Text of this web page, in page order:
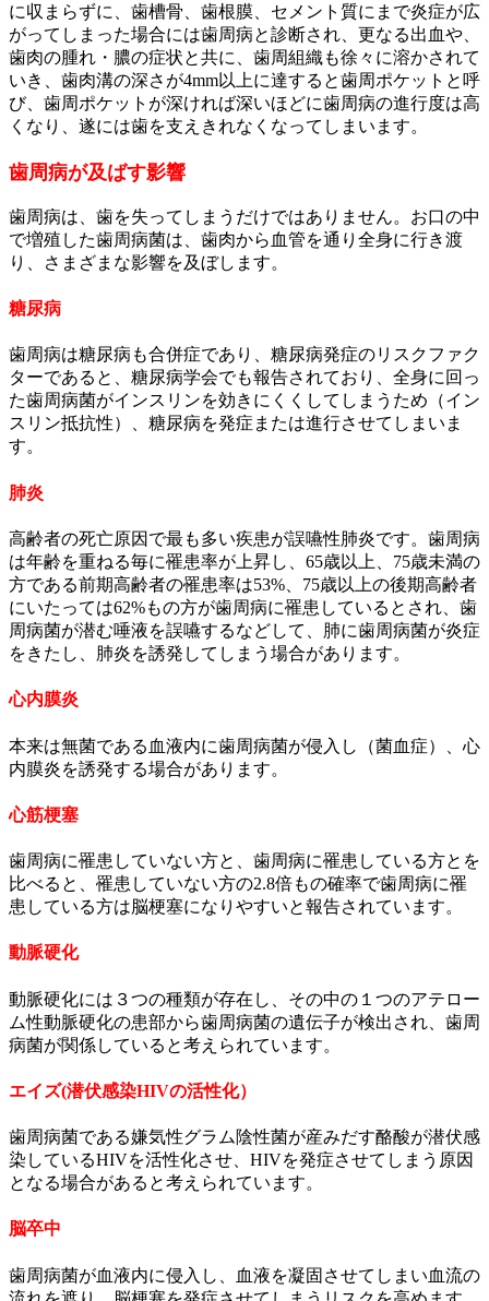
に収まらずに、歯槽骨、歯根膜、セメント質にまで炎症が広
がってしまった場合には歯周病と診断され、更なる出血や、
歯肉の腫れ・膿の症状と共に、歯周組織も徐々に溶かされて
いき、歯肉溝の深さが4mm以上に達すると歯周ポケットと呼
び、歯周ポケットが深ければ深いほどに歯周病の進行度は高
くなり、遂には歯を支えきれなくなってしまいます。
歯周病が及ばす影響
歯周病は、歯を失ってしまうだけではありません。お口の中
で増殖した歯周病菌は、歯肉から血管を通り全身に行き渡
り、さまざまな影響を及ぼします。
糖尿病
歯周病は糖尿病も合併症であり、糖尿病発症のリスクファク
ターであると、糖尿病学会でも報告されており、全身に回っ
た歯周病菌がインスリンを効きにくくしてしまうため（イン
スリン抵抗性）、糖尿病を発症または進行させてしまいま
す。
肺炎
高齢者の死亡原因で最も多い疾患が誤嚥性肺炎です。歯周病
は年齢を重ねる毎に罹患率が上昇し、65歳以上、75歳未満の
方である前期高齢者の罹患率は53%、75歳以上の後期高齢者
にいたっては62%もの方が歯周病に罹患しているとされ、歯
周病菌が潜む唾液を誤嚥するなどして、肺に歯周病菌が炎症
をきたし、肺炎を誘発してしまう場合があります。
心内膜炎
本来は無菌である血液内に歯周病菌が侵入し（菌血症）、心
内膜炎を誘発する場合があります。
心筋梗塞
歯周病に罹患していない方と、歯周病に罹患している方とを
比べると、罹患していない方の2.8倍もの確率で歯周病に罹
患している方は脳梗塞になりやすいと報告されています。
動脈硬化
動脈硬化には３つの種類が存在し、その中の１つのアテロー
ム性動脈硬化の患部から歯周病菌の遺伝子が検出され、歯周
病菌が関係していると考えられています。
エイズ(潜伏感染HIVの活性化）
歯周病菌である嫌気性グラム陰性菌が産みだす酪酸が潜伏感
染しているHIVを活性化させ、HIVを発症させてしまう原因
となる場合があると考えられています。
脳卒中
歯周病菌が血液内に侵入し、血液を凝固させてしまい血流の